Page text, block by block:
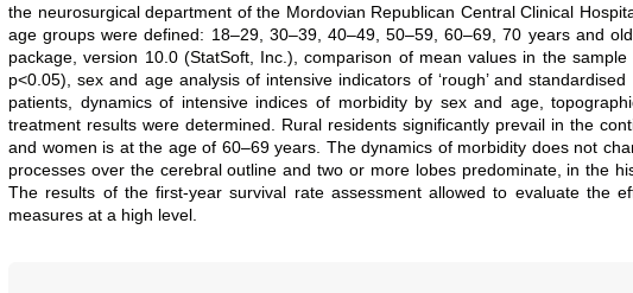
the neurosurgical department of the Mordovian Republican Central Clinical
age groups were defined: 18–29, 30–39, 40–49, 50–59, 60–69, 70 years and
package, version 10.0 (StatSoft, Inc.), comparison of mean values in the
p<0.05), sex and age analysis of intensive indicators of ‘rough’ and
patients, dynamics of intensive indices of morbidity by sex and age,
treatment results were determined. Rural residents significantly prevail in the
and women is at the age of 60–69 years. The dynamics of morbidity does not
processes over the cerebral outline and two or more lobes predominate, in the
The results of the first-year survival rate assessment allowed to evaluate the
measures at a high level.